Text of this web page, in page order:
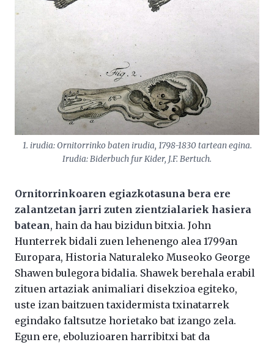
1. irudia: Ornitorrinko baten irudia, 1798-1830 tartean egina.
Irudia: Biderbuch fur Kider, J.F. Bertuch.
Ornitorrinkoaren egiazkotasuna bera ere
zalantzetan jarri zuten zientzialariek hasiera
batean, hain da hau bizidun bitxia. John
Hunterrek bidali zuen lehenengo alea 1799an
Europara, Historia Naturaleko Museoko George
Shawen bulegora bidalia. Shawek berehala erabil
zituen artaziak animaliari disekzioa egiteko,
uste izan baitzuen taxidermista txinatarrek
egindako faltsutze horietako bat izango zela.
Egun ere, eboluzioaren harribitxi bat da